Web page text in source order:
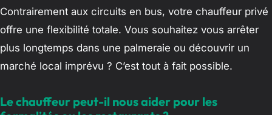
Contrairement aux circuits en bus, votre chauffeur privé
offre une flexibilité totale. Vous souhaitez vous arrêter
plus longtemps dans une palmeraie ou découvrir un
marché local imprévu ? C’est tout à fait possible.
Le chauffeur peut-il nous aider pour les